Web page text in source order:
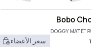
Bobo
سعر الأعضاء